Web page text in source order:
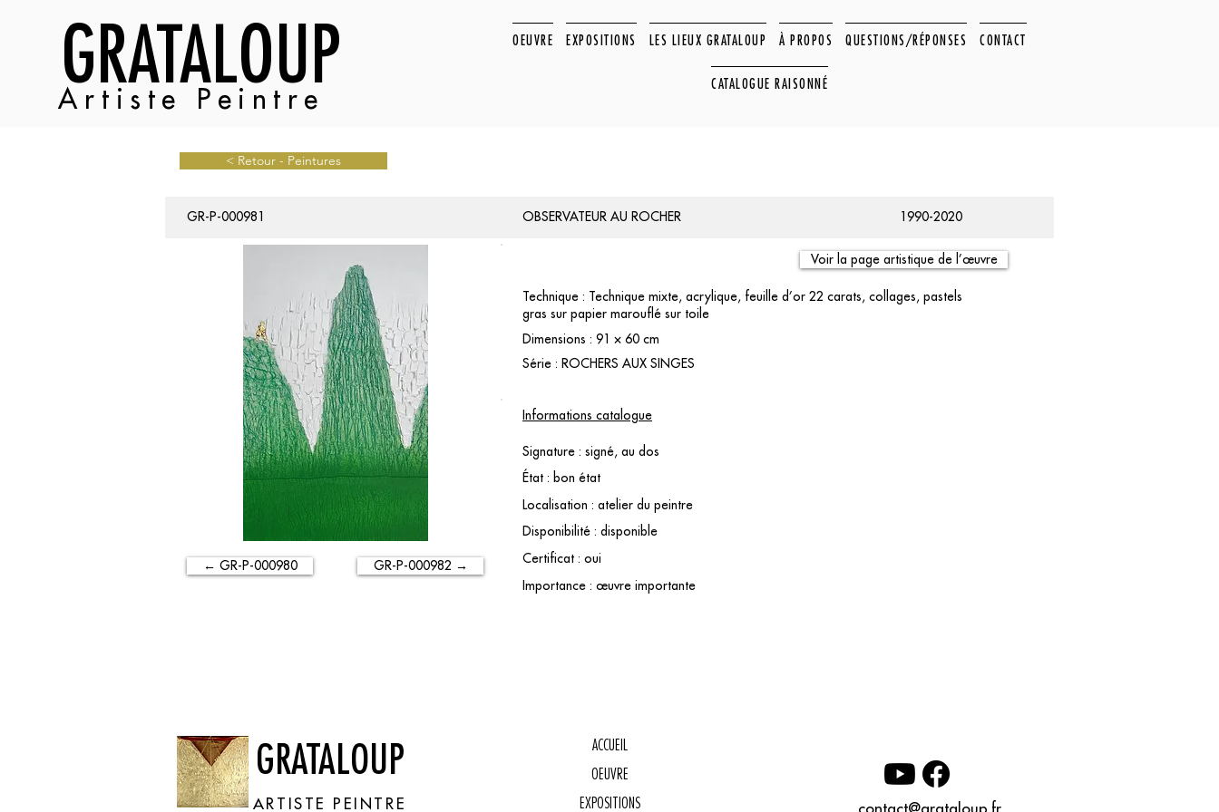
GRATALOUP
Artiste Peintre
OEUVRE EXPOSITIONS LES LIEUX GRATALOUP À PROPOS QUESTIONS/RÉPONSES CONTACT
CATALOGUE RAISONNÉ
< Retour - Peintures
GR-P-000981 OBSERVATEUR AU ROCHER 1990-2020
← GR-P-000980 GR-P-000982 →
Voir la page artistique de l’œuvre
Technique : Technique mixte, acrylique, feuille d’or 22 carats, collages, pastels
gras sur papier marouflé sur toile
Dimensions : 91 × 60 cm
Série : ROCHERS AUX SINGES
Informations catalogue
Signature : signé, au dos
État : bon état
Localisation : atelier du peintre
Disponibilité : disponible
Certificat : oui
Importance : œuvre importante
GRATALOUP
ARTISTE PEINTRE
ACCUEIL
OEUVRE
EXPOSITIONS